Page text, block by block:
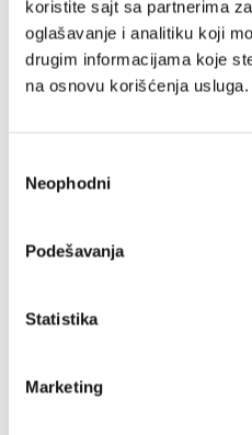
koristite sajt sa partnerima
oglašavanje i analitiku koji
drugim informacijama koje
na osnovu korišćenja usluga.
сагласности
Neophodni
Podešavanja
Statistika
Marketing